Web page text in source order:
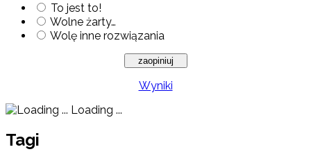
To jest to!
Wolne żarty…
Wolę inne rozwiązania
Wyniki
Loading ...
Tagi